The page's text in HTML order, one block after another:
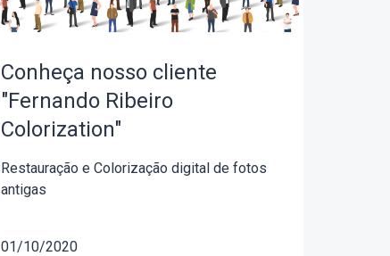
Conheça nosso cliente
"Fernando Ribeiro
Colorization"
Restauração e Colorização digital de fotos
antigas
01/10/2020